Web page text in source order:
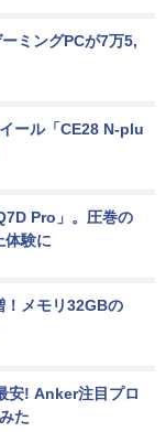
ミングPCが7万5,
ール「CE28 N-plu
Pro」。圧巻の
体験に
！メモリ32GBの
安! Anker注目プロ
た